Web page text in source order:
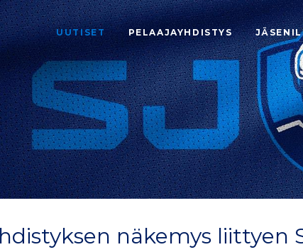
UUTISET PELAAJAYHDISTYS
näkemys liittyen